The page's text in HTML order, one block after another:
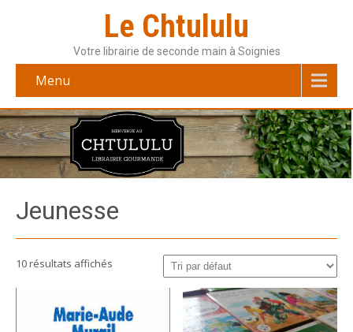
Le Chtululu
Votre librairie de seconde main à Soignies
Menu
Jeunesse
10 résultats affichés